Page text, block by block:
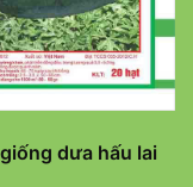
dưa hấu lai